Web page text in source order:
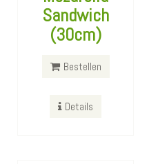
Sandwich
(30cm)
Bestellen
Details
Red Bull Energy
250ml